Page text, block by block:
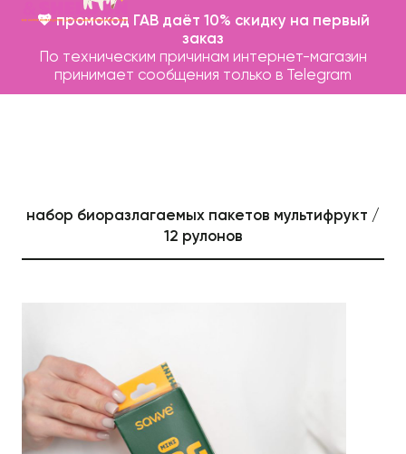
💖 промокод ГАВ даёт 10% скидку на первый
заказ
По техническим причинам интернет-магазин
принимает сообщения только в Telegram
набор биоразлагаемых пакетов мультифрукт /
12 рулонов
О нас
Контакты